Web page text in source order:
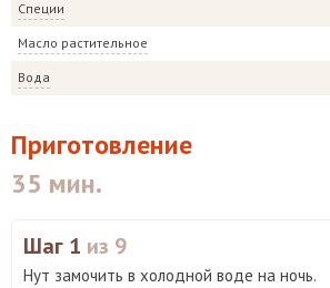
Специи
Масло растительное
Вода
Приготовление
35 мин.
Шаг 1 из 9
Нут замочить в холодной воде на ночь.